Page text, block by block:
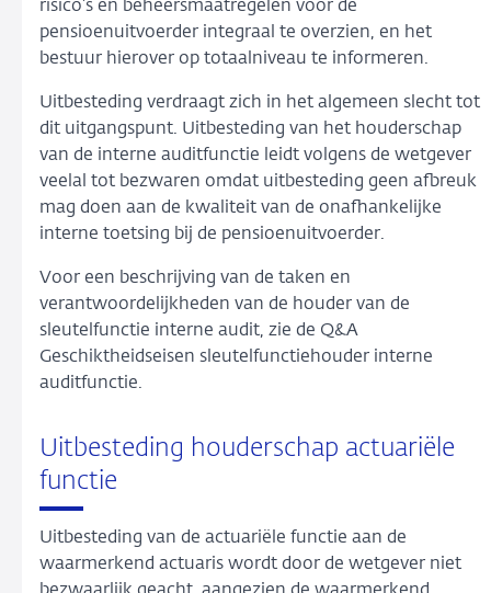
risico’s en beheersmaatregelen voor de
pensioenuitvoerder integraal te overzien, en het
bestuur hierover op totaalniveau te informeren.
Uitbesteding verdraagt zich in het algemeen slecht tot
dit uitgangspunt. Uitbesteding van het houderschap
van de interne auditfunctie leidt volgens de wetgever
veelal tot bezwaren omdat uitbesteding geen afbreuk
mag doen aan de kwaliteit van de onafhankelijke
interne toetsing bij de pensioenuitvoerder.
Voor een beschrijving van de taken en
verantwoordelijkheden van de houder van de
sleutelfunctie interne audit, zie de Q&A
Geschiktheidseisen sleutelfunctiehouder interne
auditfunctie.
Uitbesteding houderschap actuariële
functie
Uitbesteding van de actuariële functie aan de
waarmerkend actuaris wordt door de wetgever niet